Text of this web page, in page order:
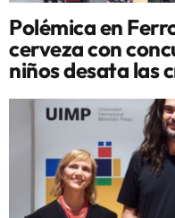
Polémica en
cerveza con
niños desata las